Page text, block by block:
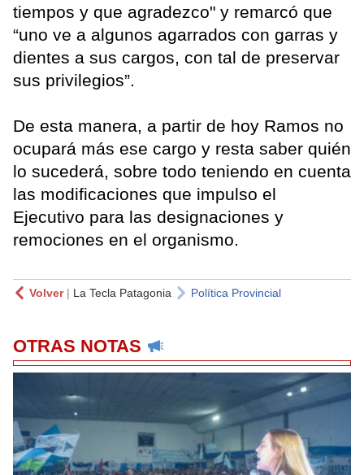
tiempos y que agradezco" y remarcó que
“uno ve a algunos agarrados con garras y
dientes a sus cargos, con tal de preservar
sus privilegios”.
De esta manera, a partir de hoy Ramos no
ocupará más ese cargo y resta saber quién
lo sucederá, sobre todo teniendo en cuenta
las modificaciones que impulso el
Ejecutivo para las designaciones y
remociones en el organismo.
Volver| La Tecla Patagonia Política Provincial
OTRAS NOTAS